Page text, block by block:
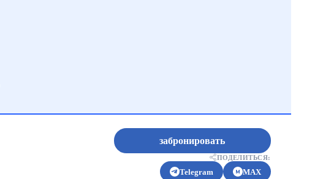
забронировать
ПОДЕЛИТЬСЯ:
Telegram MAX